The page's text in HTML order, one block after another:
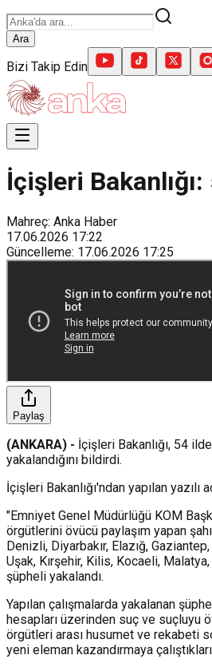
Ara
Bizi Takip Edin
İçişleri
Mahreç: Anka Haber
17.06.2026 17:22
Güncelleme: 17.06.2026 17:25
Paylaş
(ANKARA) - İçişleri Bakanlığı, 54
yakalandığını bildirdi.
İçişleri Bakanlığı'ndan yapılan
"Emniyet Genel Müdürlüğü KOM
örgütlerini övücü paylaşım yapan
Denizli, Diyarbakır, Elazığ,
Uşak, Kırşehir, Kilis, Kocaeli,
şüpheli yakalandı.
Yapılan çalışmalarda yakalanan
hesapları üzerinden suç ve suçluyu
örgütleri arası husumet ve rekabeti
yeni eleman kazandırmaya